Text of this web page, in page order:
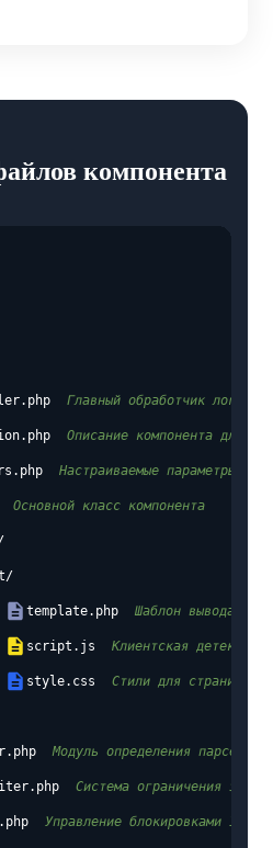
компонента
Главный обработчик логики
Описание компонента для
Настраиваемые параметры
Основной класс компонента
template.php Шаблон вывода
script.js Клиентская
style.css Стили для страниц
Модуль определения парсеров
Система ограничения
Управление блокировками IP